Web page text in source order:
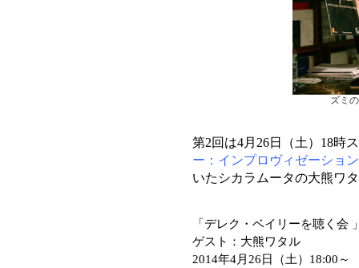
ズミ
第2回は4月26日（土）18時
ー：インプロヴィゼーショ
いたシカラムータの大熊ワ
「デレク・ベイリーを聴く会
ゲスト：大熊ワタル
2014年4月26日（土）18:00～